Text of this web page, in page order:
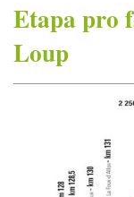
Etapa pro
Loup